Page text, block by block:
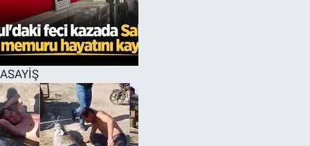
ASAYİŞ
EĞİTİM
MAGAZİN
ÖZEL HABER
HALK54 PANORAMA